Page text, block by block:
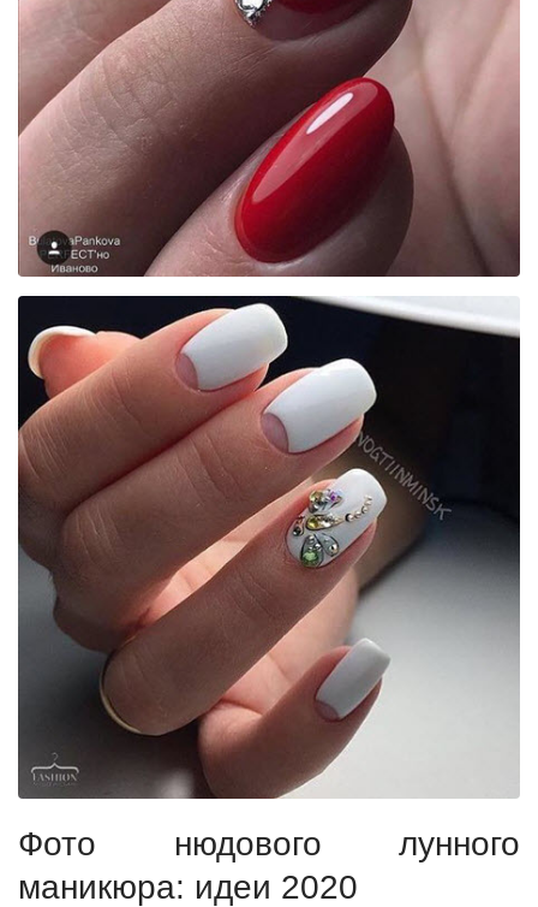
Фото нюдового лунного
маникюра: идеи 2020